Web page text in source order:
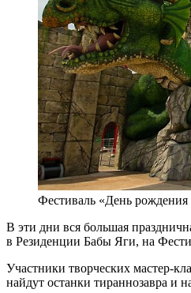
Фестиваль «День
В эти дни вся большая
в Резиденции Бабы Яги, на
Участники творческих мастер-
найдут останки тираннозавра и